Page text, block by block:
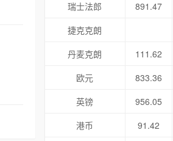
瑞士法郎
891.47
捷克克朗
丹麦克朗
111.62
欧元
833.36
英镑
956.05
港币
91.42